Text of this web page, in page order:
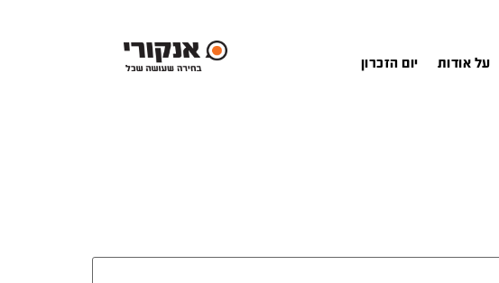
על אודות יום הזכרון